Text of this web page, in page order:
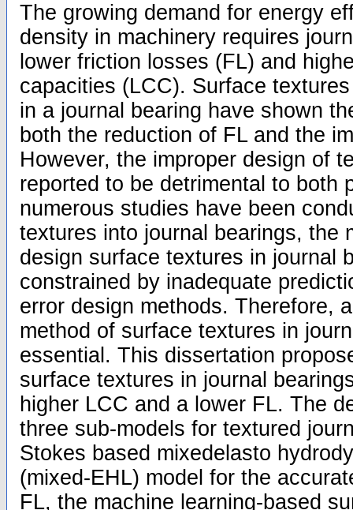
The growing demand for energy
density in machinery requires
lower friction losses (FL) and
capacities (LCC). Surface
in a journal bearing have shown
both the reduction of FL and the
However, the improper design of
reported to be detrimental to both
numerous studies have been
textures into journal bearings, the
design surface textures in journal
constrained by inadequate
error design methods. Therefore,
method of surface textures in
essential. This dissertation
surface textures in journal
higher LCC and a lower FL. The
three sub-models for textured
Stokes based mixedelasto
(mixed-EHL) model for the
FL, the machine learning-based